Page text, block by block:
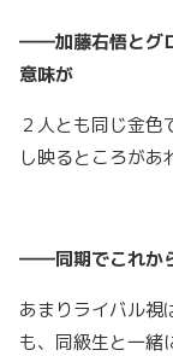
――加藤右悟とグ
意味が
２人とも同じ金
し映るところがあ
――同期でこれか
あまりライバル視
も、同級生と一緒